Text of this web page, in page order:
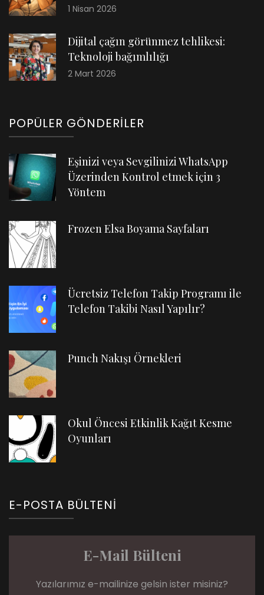
1 Nisan 2026
Dijital çağın görünmez tehlikesi:
Teknoloji bağımlılığı
2 Mart 2026
POPÜLER GÖNDERILER
Eşinizi veya Sevgilinizi WhatsApp
Üzerinden Kontrol etmek için 3
Yöntem
Frozen Elsa Boyama Sayfaları
Ücretsiz Telefon Takip Programı ile
Telefon Takibi Nasıl Yapılır?
Punch Nakışı Örnekleri
Okul Öncesi Etkinlik Kağıt Kesme
Oyunları
E-POSTA BÜLTENI
E-Mail Bülteni
Yazılarımız e-mailinize gelsin ister misiniz?